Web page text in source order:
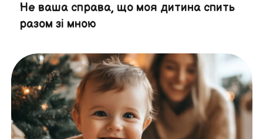
Не ваша справа, що моя дитина спить
разом зі мною